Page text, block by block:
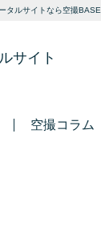
タルサイトなら空撮BASE
サイト
空撮コラム